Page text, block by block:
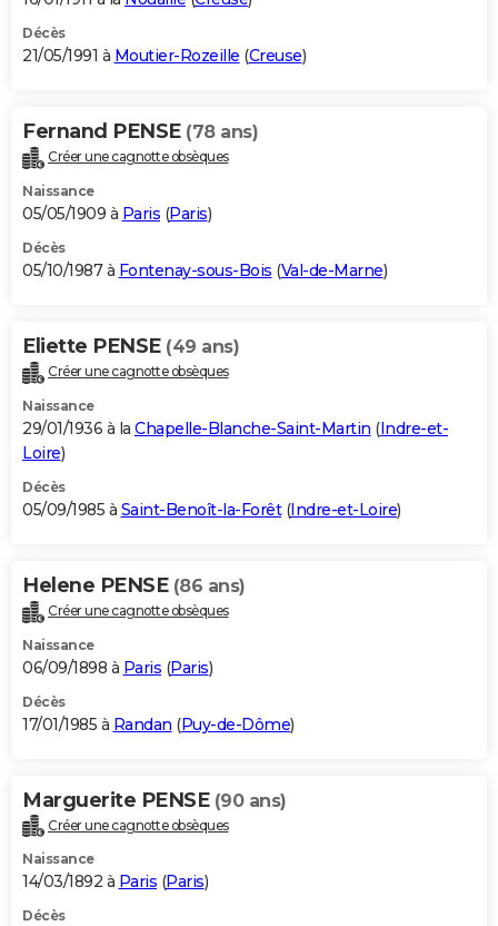
Décès
21/05/1991 à Moutier-Rozeille (Creuse)
Fernand PENSE (78 ans)
Créer une cagnotte obsèques
Naissance
05/05/1909 à Paris (Paris)
Décès
05/10/1987 à Fontenay-sous-Bois (Val-de-Marne)
Eliette PENSE (49 ans)
Créer une cagnotte obsèques
Naissance
29/01/1936 à la Chapelle-Blanche-Saint-Martin (Indre-et-
Loire)
Décès
05/09/1985 à Saint-Benoît-la-Forêt(Indre-et-Loire)
Helene PENSE (86 ans)
Créer une cagnotte obsèques
Naissance
06/09/1898 à Paris (Paris)
Décès
17/01/1985 à Randan (Puy-de-Dôme)
Marguerite PENSE (90 ans)
Créer une cagnotte obsèques
Naissance
14/03/1892 à Paris (Paris)
Décès